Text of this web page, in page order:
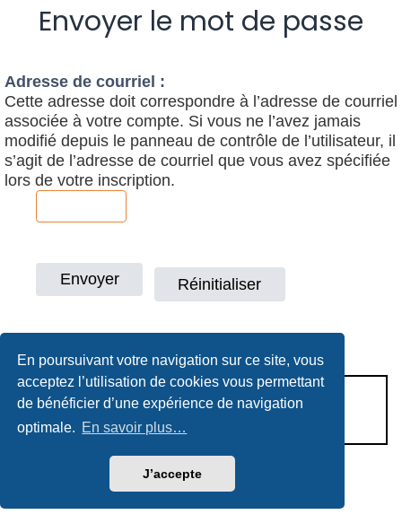
En poursuivant votre navigation sur ce site, vous
acceptez l’utilisation de cookies vous permettant
de bénéficier d’une expérience de navigation
optimale. En savoir plus…
J’accepte
Envoyer le mot de passe
Adresse de courriel :
Cette adresse doit correspondre à l’adresse de courriel
associée à votre compte. Si vous ne l’avez jamais
modifié depuis le panneau de contrôle de l’utilisateur, il
s’agit de l’adresse de courriel que vous avez spécifiée
lors de votre inscription.
CONDITIONS D’UTILISATION
POLITIQUE DE VIE PRIVÉE
Héritage & Succession